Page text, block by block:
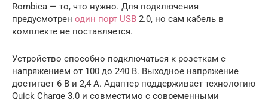
Rombica — то, что нужно. Для подключения
предусмотрен один порт USB 2.0, но сам кабель в
комплекте не поставляется.
Устройство способно подключаться к розеткам с
напряжением от 100 до 240 В. Выходное напряжение
достигает 6 В и 2,4 А. Адаптер поддерживает технологию
Quick Charge 3.0 и совместимо с современными